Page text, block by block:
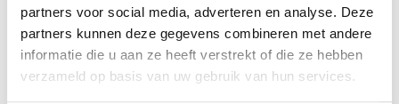
partners voor social media, adverteren en analyse. Deze
partners kunnen deze gegevens combineren met andere
informatie die u aan ze heeft verstrekt of die ze hebben
verzameld op basis van uw gebruik van hun services.